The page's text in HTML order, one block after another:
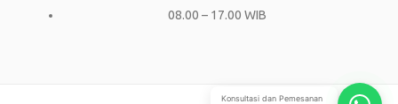
08.00 – 17.00 WIB
Konsultasi dan Pemesanan